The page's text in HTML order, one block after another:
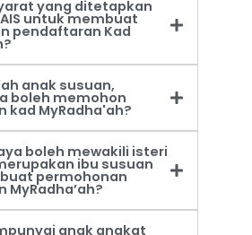
yang ditetapkan
untuk membuat
pendaftaran Kad
anak susuan,
boleh memohon
kad MyRadha'ah?
boleh mewakili isteri
ibu susuan
permohonan
anak angkat